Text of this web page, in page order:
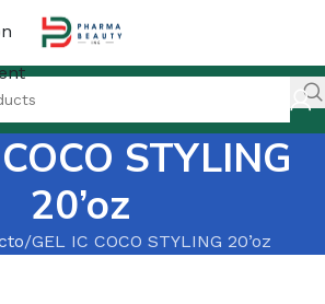
STYLING
20’oz
GEL IC COCO STYLING 20’oz